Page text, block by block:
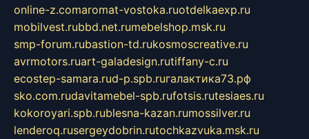
online-z.comaromat-vostoka.ruotdelkaexp.ru
mobilvest.rubbd.net.rumebelshop.msk.ru
smp-forum.rubastion-td.rukosmoscreative.ru
avrmotors.ruart-galadesign.rutiffany-c.ru
ecostep-samara.rud-p.spb.ruгалактика73.рф
sko.com.rudavitamebel-spb.rufotsis.rutesiaes.ru
kokoroyari.spb.rublesna-kazan.rumossilver.ru
lenderoq.rusergeydobrin.rutochkazvuka.msk.ru